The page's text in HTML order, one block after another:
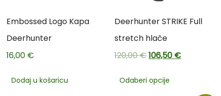
Embossed Logo Kapa
Deerhunter
16,00 €
Dodaj u košaricu
Deerhunter STRIKE Full
stretch hlače
120,00€106,50 €
Odaberi opcije